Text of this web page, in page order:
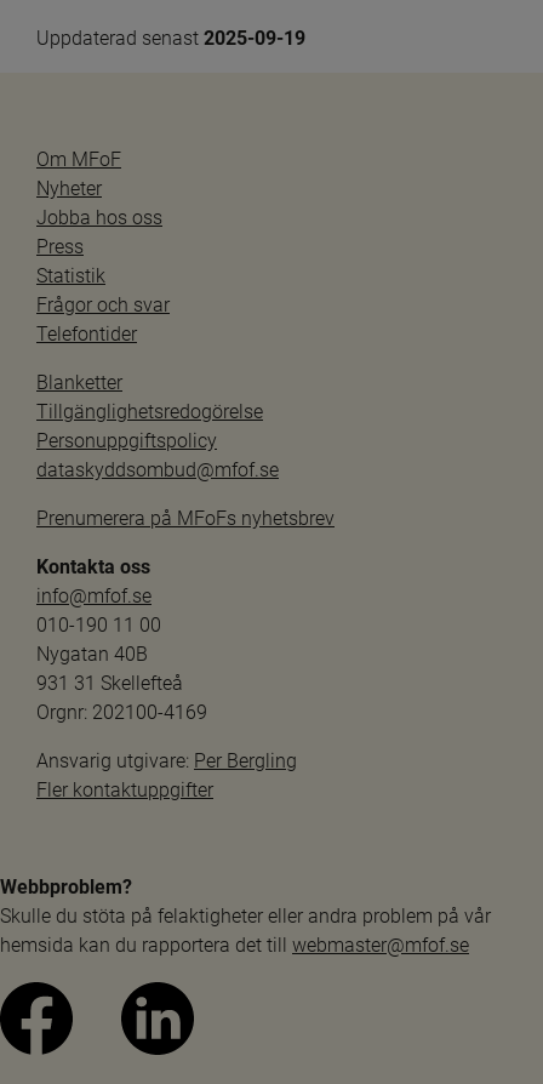
Uppdaterad senast 2025-09-19
Om MFoF
Nyheter
Jobba hos oss
Press
Statistik
Frågor och svar
Telefontider
Blanketter
Tillgänglighetsredogörelse
Personuppgiftspolicy
dataskyddsombud@mfof.se
Prenumerera på MFoFs nyhetsbrev
Kontakta oss
info@mfof.se
010-190 11 00
Nygatan 40B
931 31 Skellefteå
Orgnr: 202100-4169
Ansvarig utgivare: Per Bergling
Fler kontaktuppgifter
Webbproblem?
Skulle du stöta på felaktigheter eller andra problem på vår
hemsida kan du rapportera det till webmaster@mfof.se